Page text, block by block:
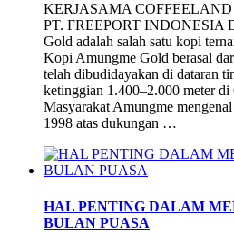
KERJASAMA
PT. FREEPORT
Gold adalah salah satu kopi
Kopi Amungme Gold berasal
telah dibudidayakan di dataran
ketinggian 1.400–2.000 meter
Masyarakat Amungme
1998 atas dukungan …
HAL PENTING DALAM
BULAN PUASA